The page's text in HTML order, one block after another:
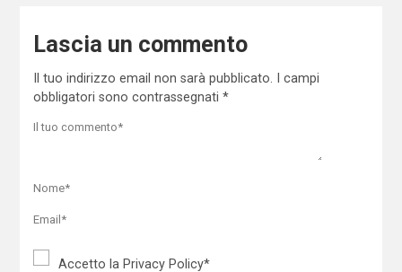
Lascia un commento
Il tuo indirizzo email non sarà pubblicato.
I campi
obbligatori sono contrassegnati *
Accetto la Privacy Policy*